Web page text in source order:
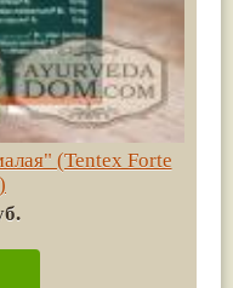
(Tentex Forte